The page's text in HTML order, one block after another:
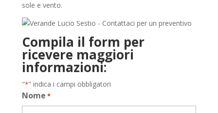
sole e vento.
Compila il form per
ricevere maggiori
informazioni:
"*" indica i campi obbligatori
Nome *